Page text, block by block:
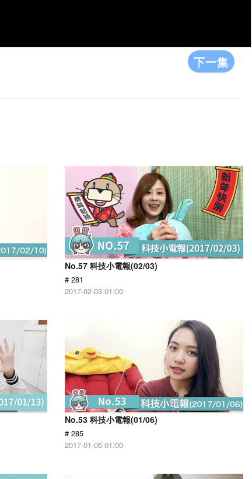
下一集
No.57 科技小電報(02/03)
# 281
2017-02-03 01:00
No.53 科技小電報(01/06)
# 285
2017-01-06 01:00